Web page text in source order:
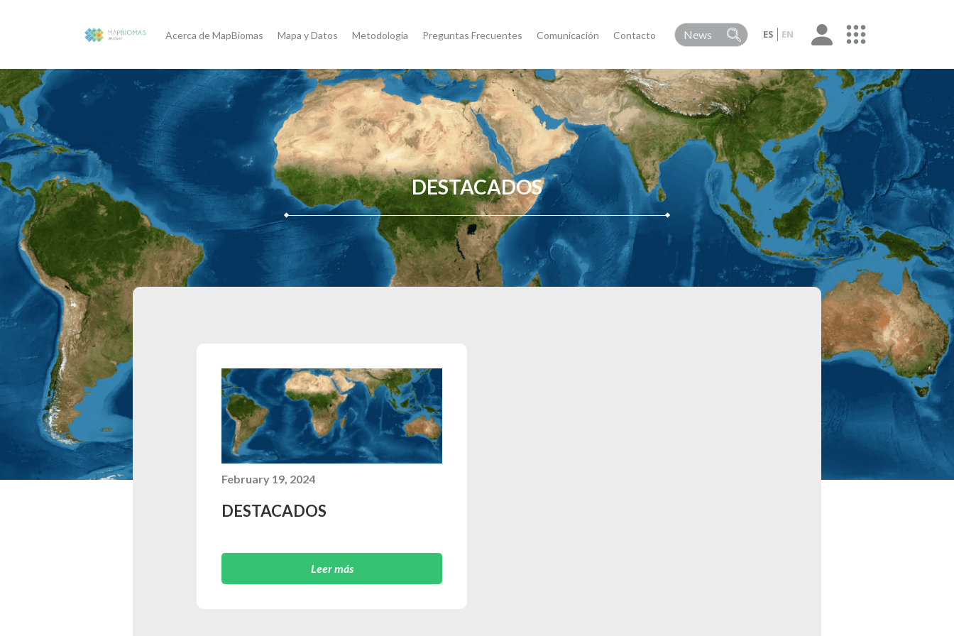
Acerca de MapBiomas Mapa y Datos Metodología Preguntas Frecuentes Comunicación Contacto ES EN
DESTACADOS
February 19, 2024
DESTACADOS
Leer más